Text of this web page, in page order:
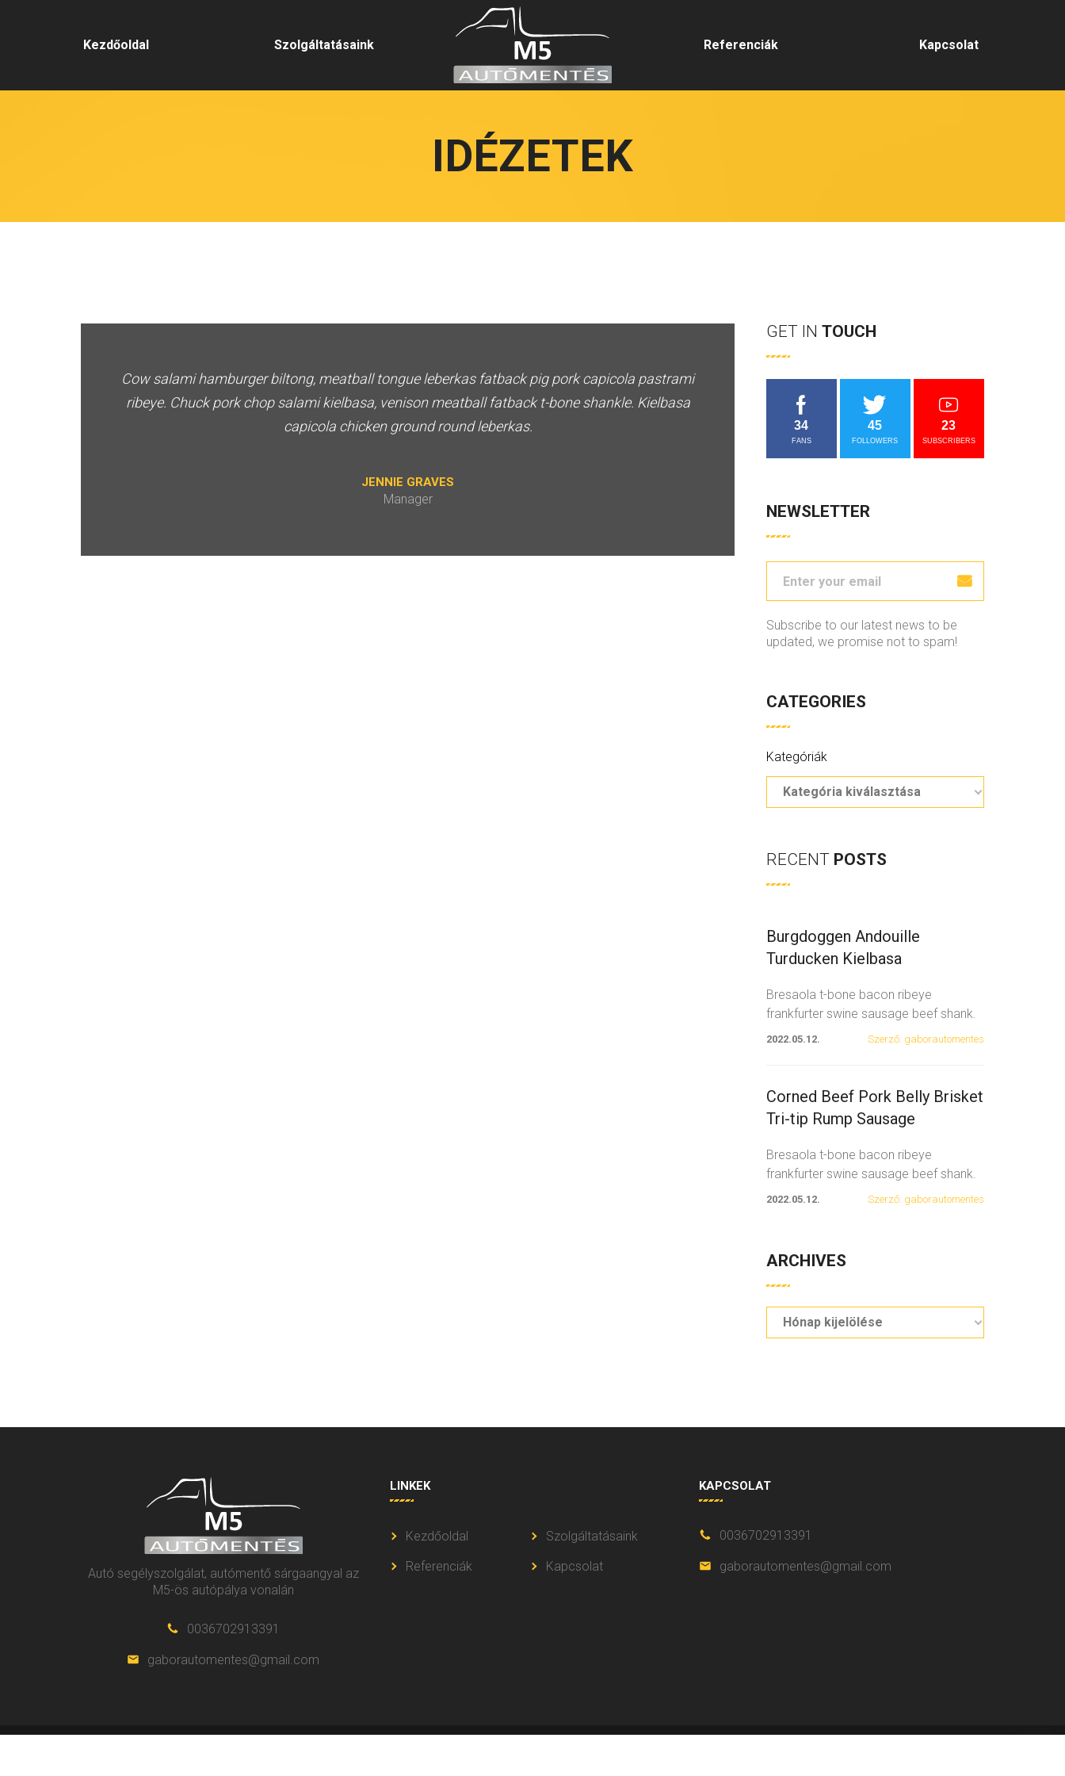
Kezdőoldal Szolgáltatásaink Referenciák Kapcsolat
IDÉZETEK
Cow salami hamburger biltong, meatball tongue leberkas fatback pig pork capicola pastrami
ribeye. Chuck pork chop salami kielbasa, venison meatball fatback t-bone shankle. Kielbasa
capicola chicken ground round leberkas.
JENNIE GRAVES
Manager
GET IN TOUCH
34
FANS
45
FOLLOWERS
23
SUBSCRIBERS
NEWSLETTER
Subscribe to our latest news to be
updated, we promise not to spam!
CATEGORIES
Kategóriák
RECENT POSTS
Burgdoggen Andouille
Turducken Kielbasa
Szerző: gaborautomentes
2022.05.12.
Bresaola t-bone bacon ribeye
frankfurter swine sausage beef shank.
Spare ribs swine fatback
Corned Beef Pork Belly Brisket
Tri-tip Rump Sausage
Szerző: gaborautomentes
2022.05.12.
Bresaola t-bone bacon ribeye
frankfurter swine sausage beef shank.
Spare ribs swine fatback
ARCHIVES
Autó segélyszolgálat, autómentő sárgaangyal az
M5-ös autópálya vonalán
0036702913391
gaborautomentes@gmail.com
LINKEK
Kezdőoldal
Szolgáltatásaink
Referenciák
Kapcsolat
KAPCSOLAT
0036702913391
gaborautomentes@gmail.com